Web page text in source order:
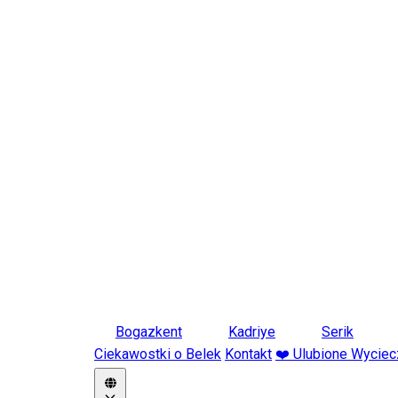
Bogazkent Kadriye
Serik
Ciekawostki o Belek Kontakt ❤️ Ulubione